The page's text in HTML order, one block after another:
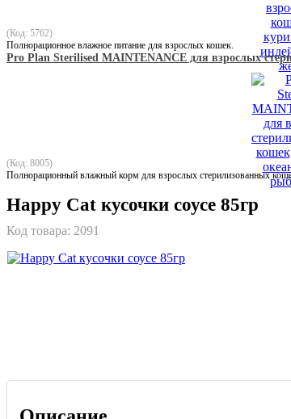
(Код: 5762)
Полнорационное влажное питание для взрослых кошек.
Pro Plan Sterilised MAINTENANCE для взрослых
(Код: 8005)
Полнорационный влажный корм для взрослых стерилизованных
Happy Cat кусочки соусе 85гр
Код товара: 2091